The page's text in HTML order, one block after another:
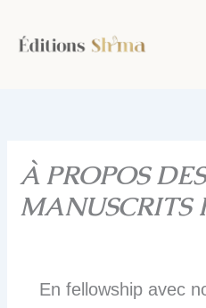
contenu
À PROPOS DES
MANUSCRITS
En fellowship avec